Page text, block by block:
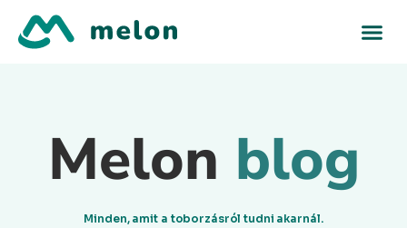
Melon blog
Minden, amit a toborzásról tudni akarnál.